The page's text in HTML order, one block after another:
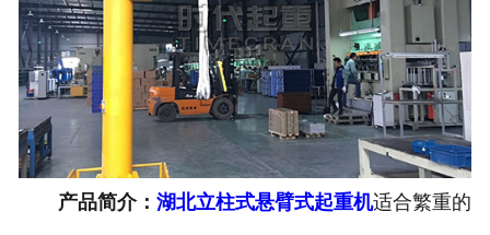
湖北智能提升机
- 湖北H系列智能提升机
湖北J系列智能提升机
- 湖北v系列智能提升机
产品简介： 湖北立柱式悬臂式起重机适合繁重的